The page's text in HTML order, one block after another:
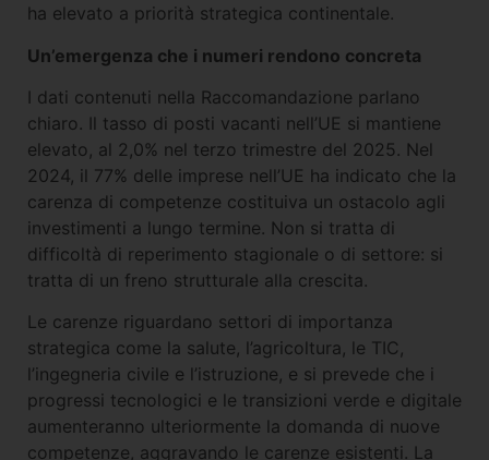
ha elevato a priorità strategica continentale.
Un’emergenza che i numeri rendono concreta
I dati contenuti nella Raccomandazione parlano
chiaro. Il tasso di posti vacanti nell’UE si mantiene
elevato, al 2,0% nel terzo trimestre del 2025. Nel
2024, il 77% delle imprese nell’UE ha indicato che la
carenza di competenze costituiva un ostacolo agli
investimenti a lungo termine. Non si tratta di
difficoltà di reperimento stagionale o di settore: si
tratta di un freno strutturale alla crescita.
Le carenze riguardano settori di importanza
strategica come la salute, l’agricoltura, le TIC,
l’ingegneria civile e l’istruzione, e si prevede che i
progressi tecnologici e le transizioni verde e digitale
aumenteranno ulteriormente la domanda di nuove
competenze, aggravando le carenze esistenti. La